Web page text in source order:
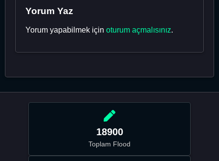
Yorum Yaz
Yorum yapabilmek için oturum açmalısınız.
18900
Toplam Flood